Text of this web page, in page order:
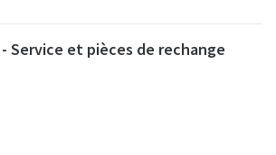
Service et pièces de rechange